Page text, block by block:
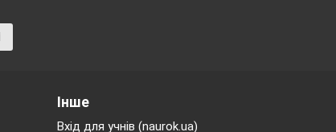
Інше
Вхід для учнів (naurok.ua)